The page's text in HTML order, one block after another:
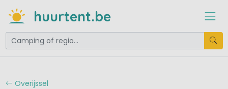
huurtent.be
Overijssel